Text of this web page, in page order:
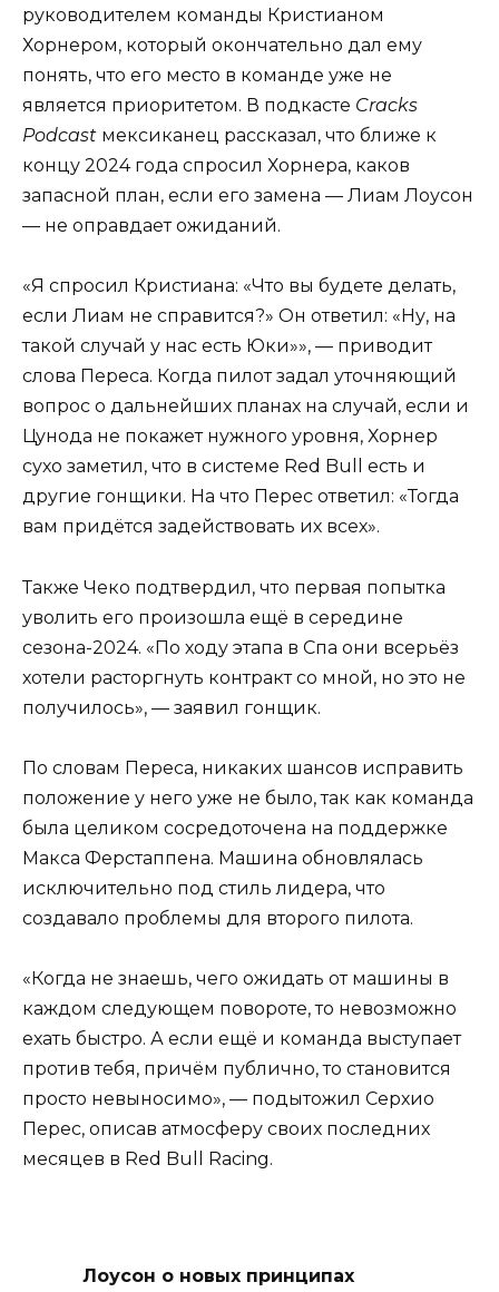
руководителем команды Кристианом
Хорнером, который окончательно дал ему
понять, что его место в команде уже не
является приоритетом. В подкасте Cracks
Podcast мексиканец рассказал, что ближе к
концу 2024 года спросил Хорнера, каков
запасной план, если его замена — Лиам Лоусон
— не оправдает ожиданий.
«Я спросил Кристиана: «Что вы будете делать,
если Лиам не справится?» Он ответил: «Ну, на
такой случай у нас есть Юки»», — приводит
слова Переса. Когда пилот задал уточняющий
вопрос о дальнейших планах на случай, если и
Цунода не покажет нужного уровня, Хорнер
сухо заметил, что в системе Red Bull есть и
другие гонщики. На что Перес ответил: «Тогда
вам придётся задействовать их всех».
Также Чеко подтвердил, что первая попытка
уволить его произошла ещё в середине
сезона-2024. «По ходу этапа в Спа они всерьёз
хотели расторгнуть контракт со мной, но это не
получилось», — заявил гонщик.
По словам Переса, никаких шансов исправить
положение у него уже не было, так как команда
была целиком сосредоточена на поддержке
Макса Ферстаппена. Машина обновлялась
исключительно под стиль лидера, что
создавало проблемы для второго пилота.
«Когда не знаешь, чего ожидать от машины в
каждом следующем повороте, то невозможно
ехать быстро. А если ещё и команда выступает
против тебя, причём публично, то становится
просто невыносимо», — подытожил Серхио
Перес, описав атмосферу своих последних
месяцев в Red Bull Racing.
Лоусон о новых принципах